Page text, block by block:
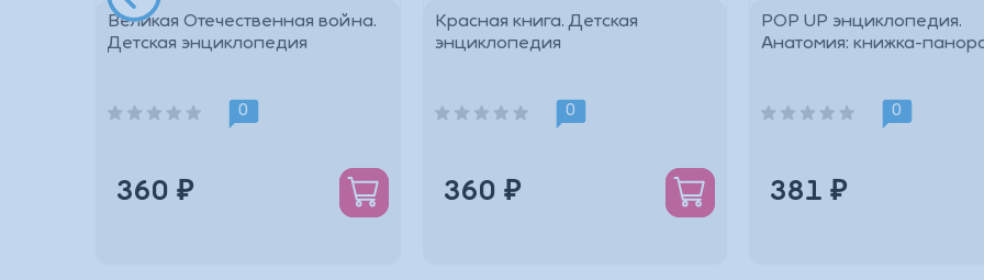
Великая Отечественная война.
Детская энциклопедия
0
360 ₽
Красная книга. Детская
энциклопедия
0
360 ₽
POP UP энциклопедия.
Анатомия: книжка-
0
381 ₽